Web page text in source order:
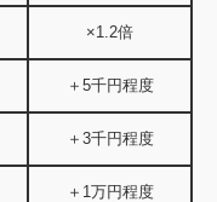
×1.2倍
＋5千円程度
＋3千円程度
＋1万円程度